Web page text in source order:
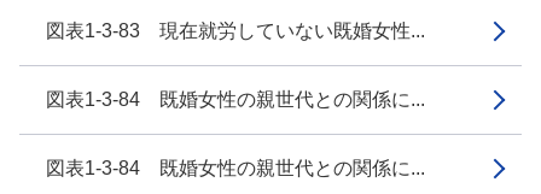
図表1-3-83 現在就労していない既婚女性...
図表1-3-84 既婚女性の親世代との関係に...
図表1-3-84 既婚女性の親世代との関係に...